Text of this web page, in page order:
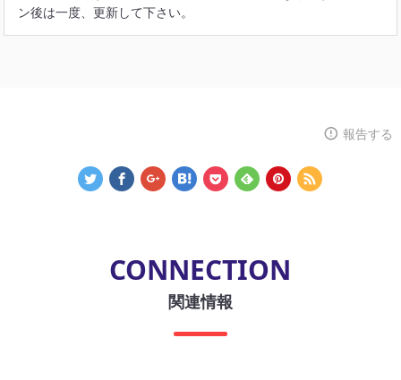
ン後は一度、更新して下さい。
報告する
CONNECTION
関連情報